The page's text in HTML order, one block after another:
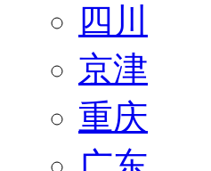
四川
京津
重庆